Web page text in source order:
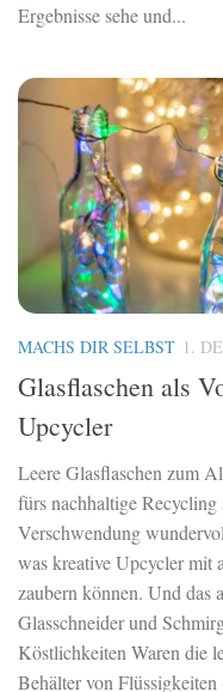
Ergebnisse sehe und...
MACHS DIR SELBST 1.
Glasflaschen als
Upcycler
Leere Glasflaschen zum
fürs nachhaltige Recycling
Verschwendung
was kreative Upcycler mit
zaubern können. Und das
Glasschneider und
Köstlichkeiten Waren die
Behälter von